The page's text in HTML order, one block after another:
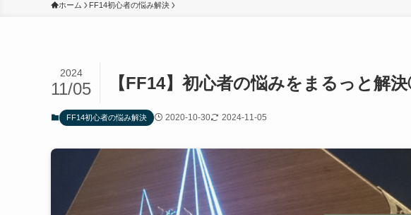
ホーム FF14初心者の悩み解決
【FF14】初心者の悩みをまるっと解
2024
11/05
FF14初心者の悩み解決 2020-10-30 2024-11-05